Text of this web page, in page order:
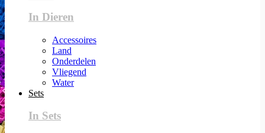
In Dieren
Accessoires
Land
Onderdelen
Vliegend
Water
Sets
In Sets